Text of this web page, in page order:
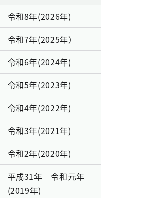
令和8年(2026年)
令和7年(2025年）
令和6年(2024年)
令和5年(2023年)
令和4年(2022年)
令和3年(2021年)
令和2年(2020年)
平成31年 令和元年
(2019年)